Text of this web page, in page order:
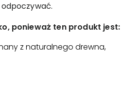
odpoczywać.
ponieważ ten produkt jest:
z naturalnego drewna,